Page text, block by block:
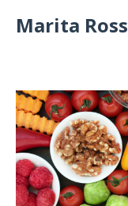
Marita Ross